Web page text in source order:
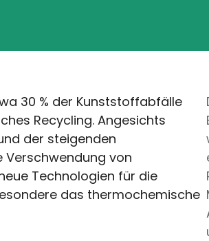
30 % der Kunststoffabfälle
Recycling. Angesichts
der steigenden
von
Technologien für die
das thermochemische